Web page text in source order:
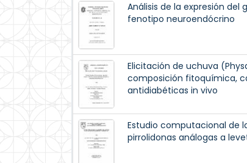
Análisis de la expresión del
fenotipo neuroendócrino
Elicitación de uchuva
composición fitoquímica,
antidiabéticas in vivo
Estudio computacional de
pirrolidonas análogas a